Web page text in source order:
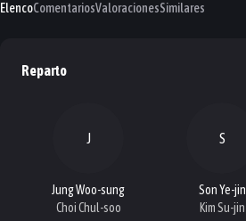
ElencoComentariosValoracionesSimilares
Reparto
J
Jung Woo-sung
Choi Chul-soo
S
Son Ye-jin
Kim Su-jin